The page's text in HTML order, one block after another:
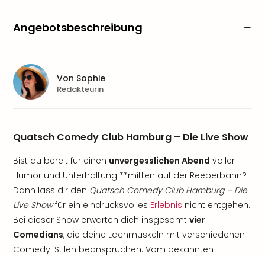
Angebotsbeschreibung
Quatsch Comedy Club Hamburg – Die Live Show
Bist du bereit für einen unvergesslichen Abend voller
Humor und Unterhaltung **mitten auf der Reeperbahn?
Dann lass dir den Quatsch Comedy Club Hamburg – Die
Live Showfür ein eindrucksvolles Erlebnis nicht entgehen.
Bei dieser Show erwarten dich insgesamt vier
Comedians, die deine Lachmuskeln mit verschiedenen
Comedy-Stilen beanspruchen. Vom bekannten
Von Sophie
Redakteurin